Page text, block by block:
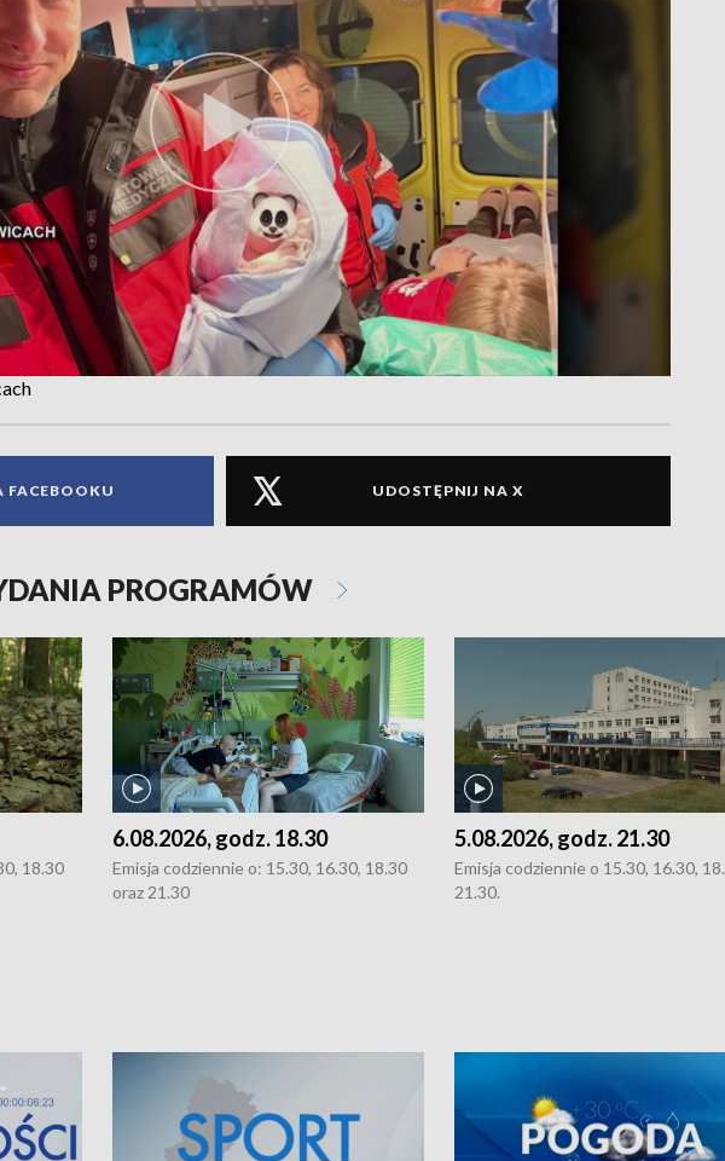
FACEBOOKU UDOSTĘPNIJ NA X
PROGRAMÓW
18.30
6.08.2026, godz. 18.30
Emisja codziennie o: 15.30, 16.30, 18.30
oraz 21.30
5.08.2026, godz. 21.30
Emisja codziennie o 15.30, 16.30,
21.30.